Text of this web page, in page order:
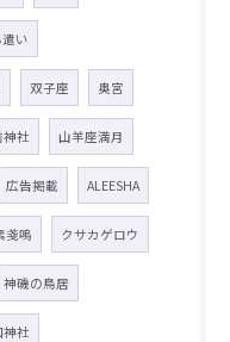
い
双子座 奥宮
社 山羊座満月
広告掲載 ALEESHA
戔嗚 クサカゲロウ
神磯の鳥居
社